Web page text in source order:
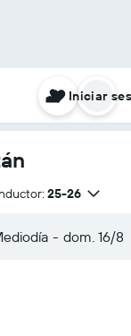
Iniciar
25-26
- dom. 16/8